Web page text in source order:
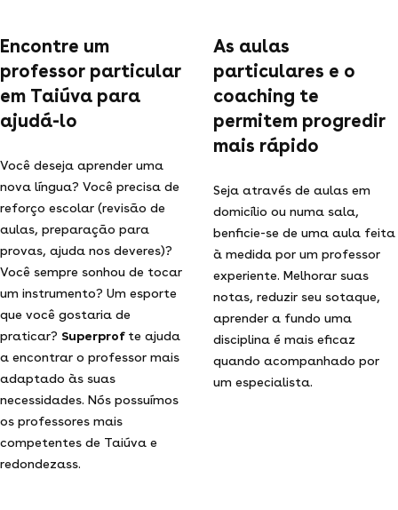
Encontre um
professor particular
em Taiúva para
ajudá-lo
Você deseja aprender uma
nova língua? Você precisa de
reforço escolar (revisão de
aulas, preparação para
provas, ajuda nos deveres)?
Você sempre sonhou de tocar
um instrumento? Um esporte
que você gostaria de
praticar? Superprof te ajuda
a encontrar o professor mais
adaptado às suas
necessidades. Nós possuímos
os professores mais
competentes de Taiúva e
redondezass.
As aulas
particulares e o
coaching te
permitem progredir
mais rápido
Seja através de aulas em
domicílio ou numa sala,
benficie-se de uma aula feita
à medida por um professor
experiente. Melhorar suas
notas, reduzir seu sotaque,
aprender a fundo uma
disciplina é mais eficaz
quando acompanhado por
um especialista.